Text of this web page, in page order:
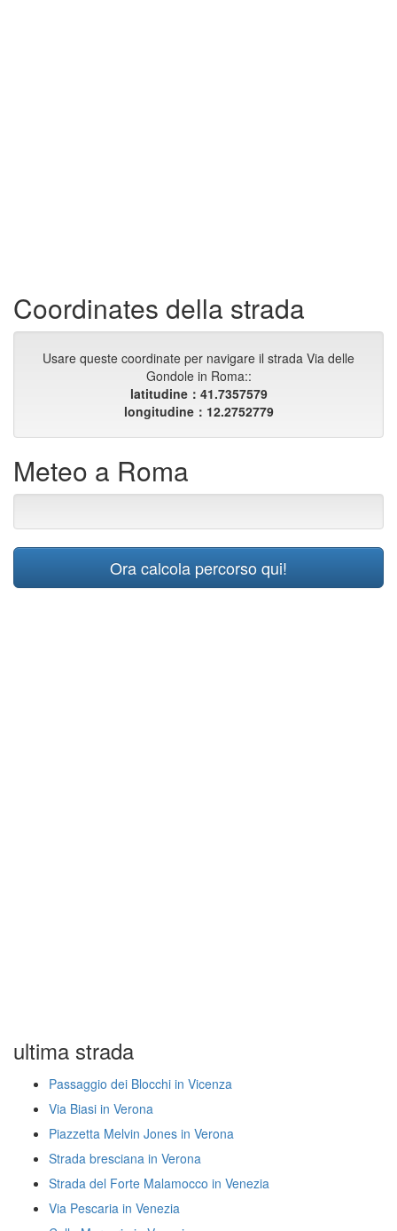
Coordinates della strada
Usare queste coordinate per navigare il strada Via delle
Gondole in Roma::
latitudine：41.7357579
longitudine：12.2752779
Meteo a Roma
Ora calcola percorso qui!
ultima strada
Passaggio dei Blocchi in Vicenza
Via Biasi in Verona
Piazzetta Melvin Jones in Verona
Strada bresciana in Verona
Strada del Forte Malamocco in Venezia
Via Pescaria in Venezia